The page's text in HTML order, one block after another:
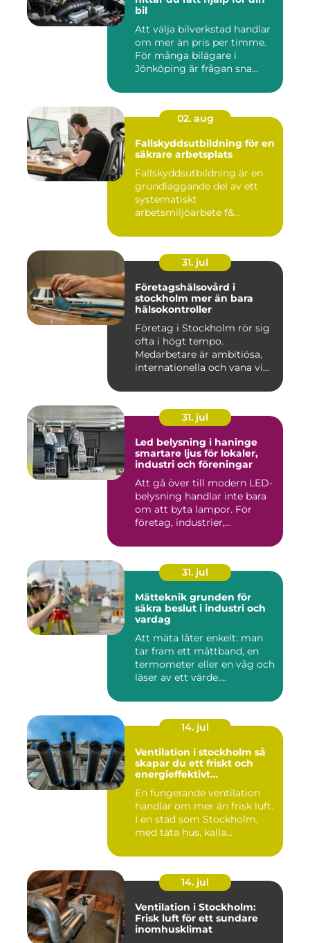
bil
Att välja bilverkstad handlar
om mer än pris per timme.
För många bilägare i
Jönköping är frågan sna...
02. aug
Fallskyddsutbildning för en
säkrare arbetsplats
Fallskyddsutbildning är en
grundläggande del av ett
systematiskt
arbetsmiljöarbete f&...
31. jul
Företagshälsovård i
stockholm mer än bara
hälsokontroller
Företag i Stockholm rör sig
ofta i högt tempo.
Medarbetare är ambitiösa,
internationella och vana vi...
31. jul
Led belysning i haninge
smartare ljus för lokaler,
industri och föreningar
Att gå över till modern LED-
belysning handlar inte bara
om att byta lampor. För
företag, industrier,...
31. jul
Mätteknik grunden för
säkra beslut i industri och
vardag
Att mäta låter enkelt: man
tar fram ett måttband, en
termometer eller en våg och
läser av ett värde....
14. jul
Ventilation i stockholm så
skapar du ett friskt och
energieffektivt
En fungerande ventilation
handlar om mer än frisk luft.
I en stad som Stockholm,
med täta hus, kalla...
14. jul
Ventilation i Stockholm:
Frisk luft för ett sundare
inomhusklimat